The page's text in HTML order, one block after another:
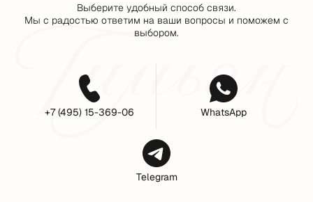
Выберите удобный способ связи.
Мы с радостью ответим на ваши вопросы и поможем с
выбором.
+7 (495) 15-369-06 WhatsApp
Telegram